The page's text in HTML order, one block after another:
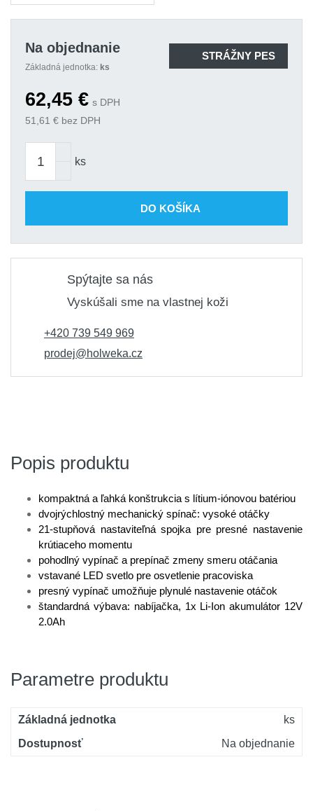
Na objednanie
Základná jednotka: ks
STRÁŽNY PES
62,45 € s DPH
51,61 € bez DPH
ks
DO KOŠÍKA
Spýtajte sa nás
Vyskúšali sme na vlastnej koži
+420 739 549 969
prodej@holweka.cz
Popis produktu
kompaktná a ľahká konštrukcia s lítium-iónovou batériou
dvojrýchlostný mechanický spínač: vysoké otáčky
21-stupňová nastaviteľná spojka pre presné nastavenie
krútiaceho momentu
pohodlný vypínač a prepínač zmeny smeru otáčania
vstavané LED svetlo pre osvetlenie pracoviska
presný vypínač umožňuje plynulé nastavenie otáčok
štandardná výbava: nabíjačka, 1x Li-Ion akumulátor 12V
2.0Ah
Parametre produktu
Základná jednotka
ks
Dostupnosť
Na objednanie